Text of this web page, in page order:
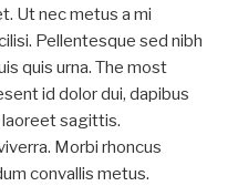
Ut nec metus a mi
Pellentesque sed nibh
quis urna. The most
id dolor dui, dapibus
sagittis.
Morbi rhoncus
convallis metus.